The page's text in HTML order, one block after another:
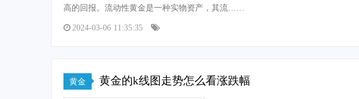
高的回报。流动性黄金是一种实物资产，其流……
2024-03-06 11:35:35
黄金 黄金的k线图走势怎么看涨跌幅